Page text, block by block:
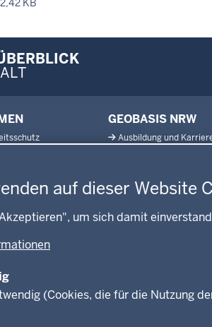
auf dieser Website
um sich damit
(Cookies, die für die Nutzung
KB
Verkehr
und Bildung
und Kultur
GEOBASIS NRW
Ausbildung und
Open Data